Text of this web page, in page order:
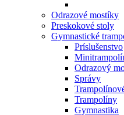
Odrazové mostíky
Preskokové stoly
Gymnastické
Príslušenstvo
Odrazový
Správy
Trampolíny
Gymnastika